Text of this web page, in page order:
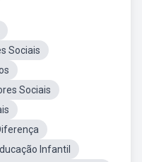
Sociais
Sociais
Infantil